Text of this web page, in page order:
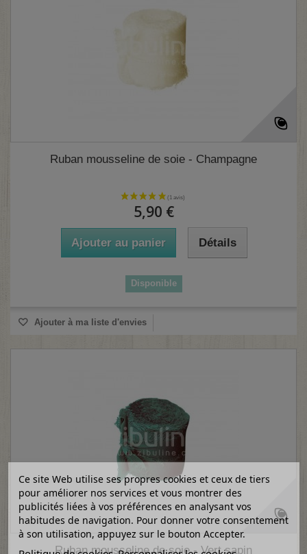
Ruban mousseline de soie - Champagne
5,90 €
Ajouter au panier Détails
Disponible
Ajouter à ma liste d'envies
Ruban mousseline de soie - Vert sapin
Ce site Web utilise ses propres cookies et ceux de tiers
pour améliorer nos services et vous montrer des
publicités liées à vos préférences en analysant vos
habitudes de navigation. Pour donner votre consentement
à son utilisation, appuyez sur le bouton Accepter.